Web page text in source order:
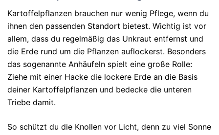
Kartoffelpflanzen brauchen nur wenig Pflege, wenn du
ihnen den passenden Standort bietest. Wichtig ist vor
allem, dass du regelmäßig das Unkraut entfernst und
die Erde rund um die Pflanzen auflockerst. Besonders
das sogenannte Anhäufeln spielt eine große Rolle:
Ziehe mit einer Hacke die lockere Erde an die Basis
deiner Kartoffelpflanzen und bedecke die unteren
Triebe damit.
So schützt du die Knollen vor Licht, denn zu viel Sonne